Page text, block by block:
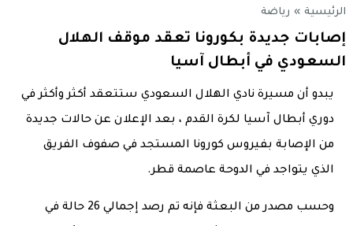
الرئيسية » رياضة
إصابات جديدة بكورونا تعقد موقف الهلال
السعودي في أبطال آسيا
يبدو أن مسيرة نادي الهلال السعودي ستتعقد أكثر وأكثر في
دوري أبطال آسيا لكرة القدم ، بعد الإعلان عن حالات جديدة
من الإصابة بفيروس كورونا المستجد في صفوف الفريق
الذي يتواجد في الدوحة عاصمة قطر.
وحسب مصدر من البعثة فإنه تم رصد إجمالي 26 حالة في